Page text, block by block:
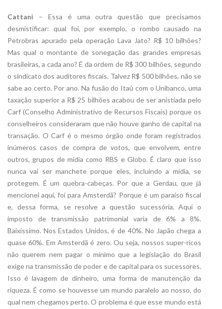
Cattani – Essa é uma outra questão que precisamos
desmistificar: qual foi, por exemplo, o rombo causado na
Petrobras apurado pela operação Lava Jato? R$ 10 bilhões?
Mas qual o montante de sonegação das grandes empresas
brasileiras, a cada ano? É da ordem de R$ 300 bilhões, segundo
o sindicato dos auditores fiscais. Talvez R$ 500 bilhões, não se
sabe ao certo. Por ano. Na fusão do Itaú com o Unibanco, uma
taxação superior a R$ 25 bilhões acabou de ser anistiada pelo
Carf (Conselho Administrativo de Recursos Fiscais) porque os
conselheiros consideraram que não houve ganho de capital na
transação. O Carf é o mesmo órgão onde foram registrados
inúmeros casos de compra de votos, que envolvem, entre
outros, grupos de mídia como RBS e Globo. É claro que isso
nunca vai ser manchete porque eles, incluindo a mídia, se
protegem. É um quebra-cabeças. Por que a Gerdau, que já
mencionei aqui, foi para Amsterdã? Porque é um paraíso fiscal
e, dessa forma, se resolve a questão sucessória. Aqui o
imposto de transmissão patrimonial varia de 6% a 8%.
Baixíssimo. Nos Estados Unidos, é de 40%. No Japão chega a
quase 60%. Em Amsterdã é zero. Ou seja, nossos super-ricos
não querem nem pagar o mínimo que a legislação do Brasil
exige na transmissão de poder e de capital para os sucessores.
Isso é lavagem de dinheiro, uma forma de manutenção da
riqueza. É como se houvesse um mundo paralelo ao nosso, do
qual nem chegamos perto. O problema é que esse mundo está